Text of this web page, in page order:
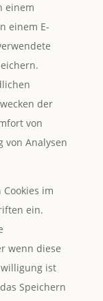
einem
einem E-
der
von
von Analysen
im
ein.
wenn diese
ist
Speichern